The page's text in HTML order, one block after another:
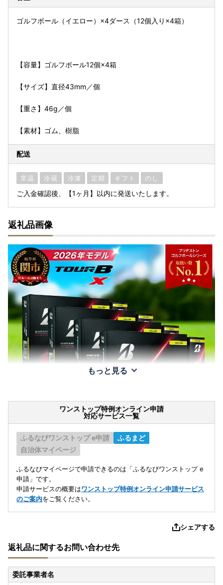
ゴルフボール（イエロー）×4ダース（12個入り×4箱）
【容量】ゴルフボール12個×4箱
【サイズ】直径43mm／個
【重さ】46g／個
【素材】ゴム、樹脂
配送
常温 冷蔵 冷凍 定期 ギフト のし
ご入金確認後、【1ヶ月】以内に発送いたします。
返礼品画像
もっと見る
ワンストップ特例オンライン申請
対応サービス一覧
ふるなびワンストップ e申請
ふるまど
自治体マイページ
ふるなびマイページで申請できるのは「ふるなびワンストップ e
申請」です。
申請サービスの概要はワンストップ特例オンライン申請サービス
のご案内をご覧ください。
シェアする
返礼品に関するお問い合わせ先
委託事業者名